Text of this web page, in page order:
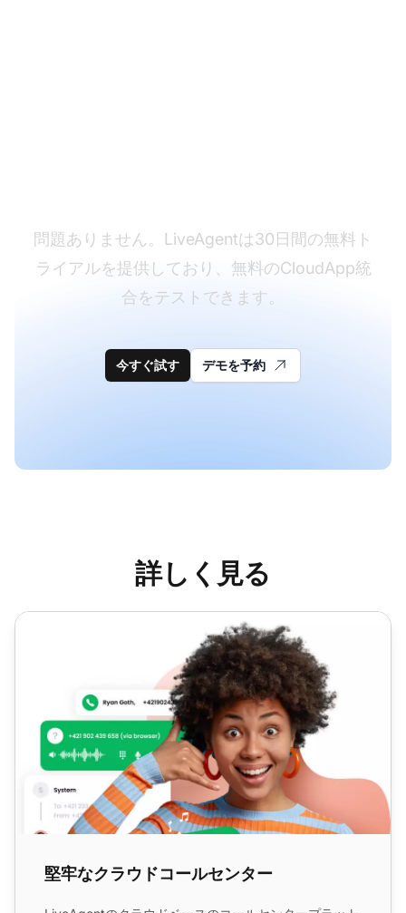
問題ありません。LiveAgentは30日間の無料ト
ライアルを提供しており、無料のCloudApp統
合をテストできます。
今すぐ試す デモを予約
詳しく見る
堅牢なクラウドコールセンター
堅牢なクラウドコールセンター